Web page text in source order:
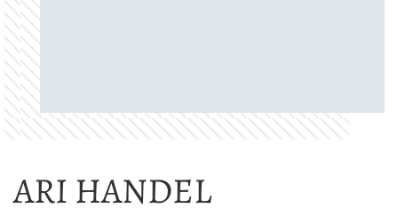
ARI HANDEL